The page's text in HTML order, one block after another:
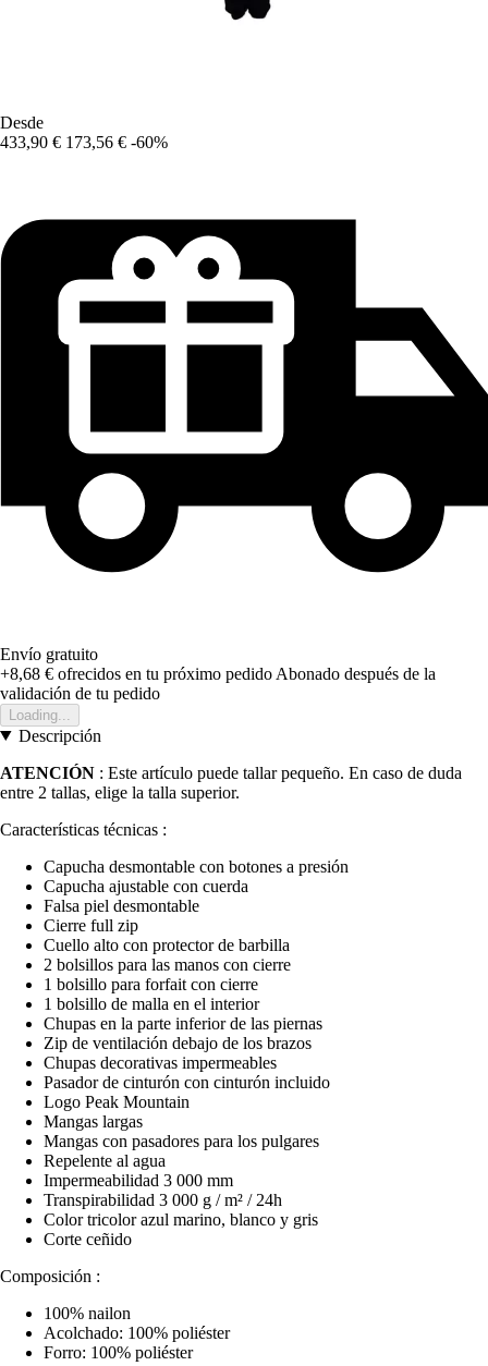
Desde
433,90 € 173,56 € -60%
Envío gratuito
+8,68 € ofrecidos en tu próximo pedido Abonado después de la
validación de tu pedido
Loading...
Descripción
ATENCIÓN : Este artículo puede tallar pequeño. En caso de duda
entre 2 tallas, elige la talla superior.
Características técnicas :
Capucha desmontable con botones a presión
Capucha ajustable con cuerda
Falsa piel desmontable
Cierre full zip
Cuello alto con protector de barbilla
2 bolsillos para las manos con cierre
1 bolsillo para forfait con cierre
1 bolsillo de malla en el interior
Chupas en la parte inferior de las piernas
Zip de ventilación debajo de los brazos
Chupas decorativas impermeables
Pasador de cinturón con cinturón incluido
Logo Peak Mountain
Mangas largas
Mangas con pasadores para los pulgares
Repelente al agua
Impermeabilidad 3 000 mm
Transpirabilidad 3 000 g / m² / 24h
Color tricolor azul marino, blanco y gris
Corte ceñido
Composición :
100% nailon
Acolchado: 100% poliéster
Forro: 100% poliéster